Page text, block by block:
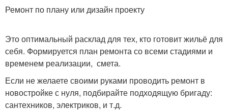
Ремонт по плану или дизайн проекту
Это оптимальный расклад для тех, кто готовит жильё для
себя. Формируется план ремонта со всеми стадиями и
временем реализации, смета.
Если не желаете своими руками проводить ремонт в
новостройке с нуля, подбирайте подходящую бригаду:
сантехников, электриков, и т.д.